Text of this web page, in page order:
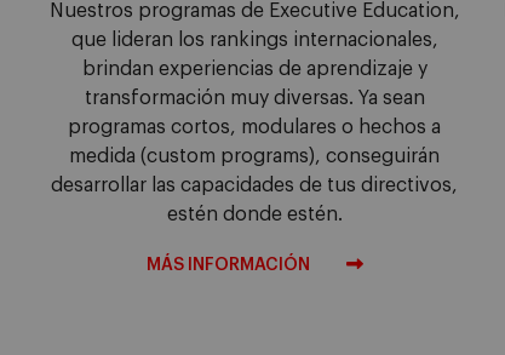
Nuestros programas de Executive Education,
que lideran los rankings internacionales,
brindan experiencias de aprendizaje y
transformación muy diversas. Ya sean
programas cortos, modulares o hechos a
medida (custom programs), conseguirán
desarrollar las capacidades de tus directivos,
estén donde estén.
MÁS INFORMACIÓN